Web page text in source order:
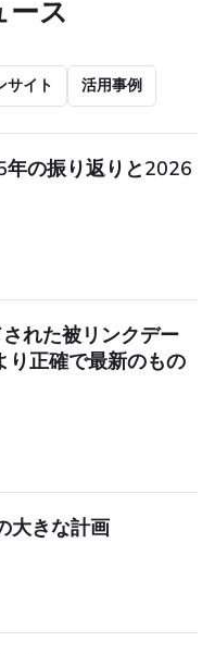
ース
サイト 活用事例
年の振り返りと2026
れた被リンクデー
り正確で最新のもの
大きな計画